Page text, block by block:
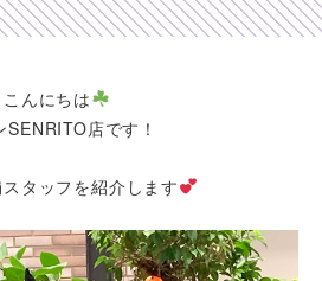
こんにちは
SENRITO店です！
タッフを紹介します